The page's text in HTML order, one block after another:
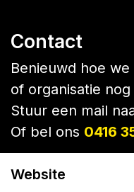
Contact
Benieuwd hoe
of organisatie
Stuur een mail
Of bel ons 0416
Website